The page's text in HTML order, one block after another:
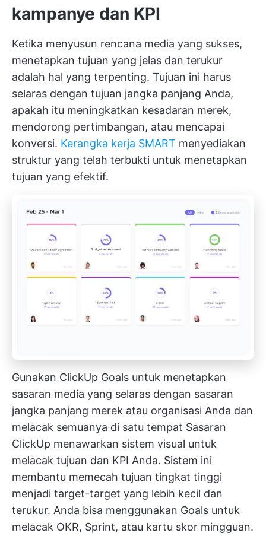
kampanye dan KPI
Ketika menyusun rencana media yang sukses,
menetapkan tujuan yang jelas dan terukur
adalah hal yang terpenting. Tujuan ini harus
selaras dengan tujuan jangka panjang Anda,
apakah itu meningkatkan kesadaran merek,
mendorong pertimbangan, atau mencapai
konversi. Kerangka kerja SMART menyediakan
struktur yang telah terbukti untuk menetapkan
tujuan yang efektif.
Gunakan ClickUp Goals untuk menetapkan
sasaran media yang selaras dengan sasaran
jangka panjang merek atau organisasi Anda dan
melacak semuanya di satu tempat Sasaran
ClickUp menawarkan sistem visual untuk
melacak tujuan dan KPI Anda. Sistem ini
membantu memecah tujuan tingkat tinggi
menjadi target-target yang lebih kecil dan
terukur. Anda bisa menggunakan Goals untuk
melacak OKR, Sprint, atau kartu skor mingguan.